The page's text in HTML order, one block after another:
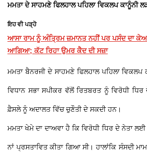
ਮਮਤਾ ਦੇ ਸਾਹਮਣੇ ਫਿਲਹਾਲ ਪਹਿਲਾ ਵਿਕਲਪ ਕਾਨੂੰਨੀ
ਇਹ ਵੀ ਪੜ੍ਹੋ
ਆਸਾ ਰਾਮ ਨੂੰ ਅੰਤ੍ਰਿਮ ਜ਼ਮਾਨਤ ਨਹੀਂ ਪਰ ਪਸੰਦ ਦਾ
ਆਗਿਆ; ਕੱਟ ਰਿਹਾ ਉਮਰ ਕੈਦ ਦੀ ਸਜ਼ਾ
ਮਮਤਾ ਬੈਨਰਜੀ ਦੇ ਸਾਹਮਣੇ ਫਿਲਹਾਲ ਪਹਿਲਾ
ਵਿਧਾਨ ਸਭਾ ਸਪੀਕਰ ਵੱਲੋਂ ਰਿਤਬਰਤ ਨੂੰ ਵਿਰੋਧੀ
ਫ਼ੈਸਲੇ ਨੂੰ ਅਦਾਲਤ ਵਿੱਚ ਚੁਣੌਤੀ ਦੇ ਸਕਦੀ ਹਨ।
ਮਮਤਾ ਖੇਮੇ ਦਾ ਦਾਅਵਾ ਹੈ ਕਿ ਵਿਰੋਧੀ ਧਿਰ ਦੇ ਨੇਤਾ
ਨਾਂ ਪ੍ਰਸਤਾਵਿਤ ਕੀਤਾ ਗਿਆ ਸੀ। ਹਾਲਾਂਕਿ ਸੰਸਦੀ